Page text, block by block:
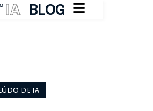
IA BLOG 
DE IA